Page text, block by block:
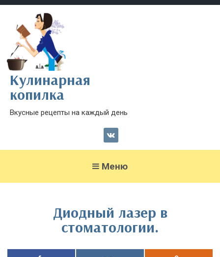
Кулинарная
копилка
Вкусные рецепты на каждый день
Меню
Диодный лазер в
стоматологии.